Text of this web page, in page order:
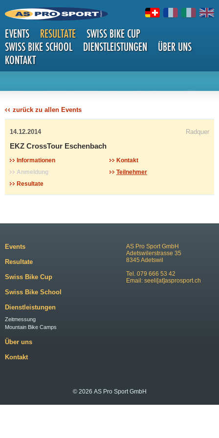
EVENTS RESULTATE
SWISS BIKE CUP
SWISS BIKE SCHOOL
DIENSTLEISTUNGEN
ÜBER UNS
KONTAKT
DETAILS
zurück zu allen Events
14.12.2014 Radquer
EKZ CrossTour Eschenbach
Informationen
Kontakt
Anmeldung
Teilnehmer
Resultate
AS Pro Sport GmbH
Adetswilerstrasse 35
8345 Adetswil
Tel. 079 666 53 42
Email: seeli[at]asprosport.ch
Events
Resultate
Swiss Bike Cup
Swiss Bike School
Dienstleistungen
Zeitmessung
Mountain Bike Camps
Über uns
Kontakt
© 2026 AS Pro Sport GmbH